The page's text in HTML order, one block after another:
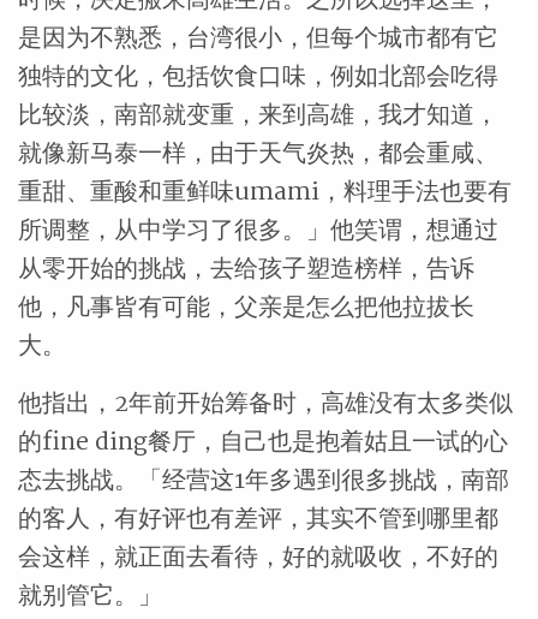
是因为不熟悉，台湾很小，但每个城市都有它
独特的文化，包括饮食口味，例如北部会吃得
比较淡，南部就变重，来到高雄，我才知道，
就像新马泰一样，由于天气炎热，都会重咸、
重甜、重酸和重鲜味umami，料理手法也要有
所调整，从中学习了很多。」他笑谓，想通过
从零开始的挑战，去给孩子塑造榜样，告诉
他，凡事皆有可能，父亲是怎么把他拉拔长
大。
他指出，2年前开始筹备时，高雄没有太多类似
的fine ding餐厅，自己也是抱着姑且一试的心
态去挑战。「经营这1年多遇到很多挑战，南部
的客人，有好评也有差评，其实不管到哪里都
会这样，就正面去看待，好的就吸收，不好的
就别管它。」